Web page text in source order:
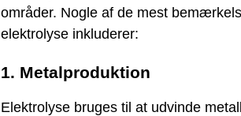
områder. Nogle af de mest
elektrolyse inkluderer:
1. Metalproduktion
Elektrolyse bruges til at udvinde